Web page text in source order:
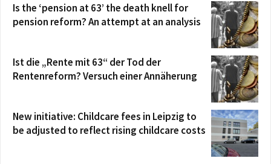
Is the ‘pension at 63’ the death knell for
pension reform? An attempt at an analysis
Ist die „Rente mit 63“ der Tod der
Rentenreform? Versuch einer Annäherung
New initiative: Childcare fees in Leipzig to
be adjusted to reflect rising childcare costs